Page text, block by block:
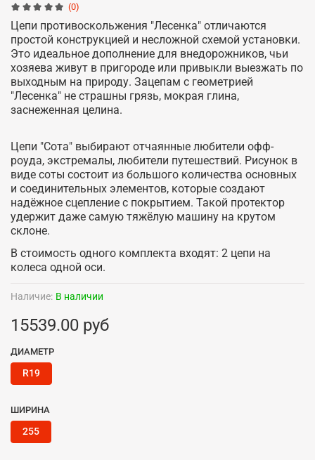
(0)
Наличие: В наличии
15539.00 руб
ДИАМЕТР
R19
ШИРИНА
255
Цепи противоскольжения "Лесенка" отличаются
простой конструкцией и несложной схемой установки.
Это идеальное дополнение для внедорожников, чьи
хозяева живут в пригороде или привыкли выезжать по
выходным на природу. Зацепам с геометрией
"Лесенка" не страшны грязь, мокрая глина,
заснеженная целина.
Цепи "Сота" выбирают отчаянные любители офф-
роуда, экстремалы, любители путешествий. Рисунок в
виде соты состоит из большого количества основных
и соединительных элементов, которые создают
надёжное сцепление с покрытием. Такой протектор
удержит даже самую тяжёлую машину на крутом
склоне.
В стоимость одного комплекта входят: 2 цепи на
колеса одной оси.